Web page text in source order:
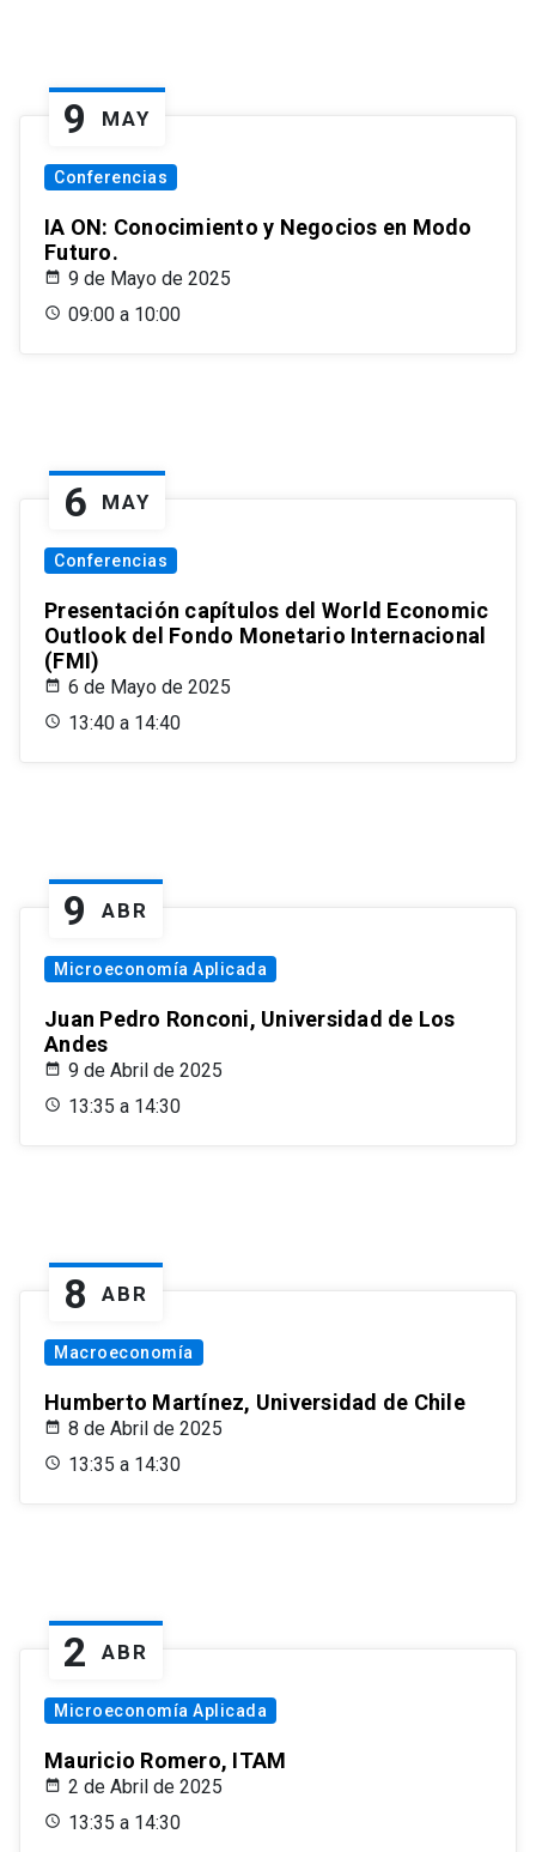
9 MAY
Conferencias
IA ON: Conocimiento y Negocios en Modo
Futuro.
9 de Mayo de 2025
09:00 a 10:00
6 MAY
Conferencias
Presentación capítulos del World Economic
Outlook del Fondo Monetario Internacional
(FMI)
6 de Mayo de 2025
13:40 a 14:40
9 ABR
Microeconomía Aplicada
Juan Pedro Ronconi, Universidad de Los
Andes
9 de Abril de 2025
13:35 a 14:30
8 ABR
Macroeconomía
Humberto Martínez, Universidad de Chile
8 de Abril de 2025
13:35 a 14:30
2 ABR
Microeconomía Aplicada
Mauricio Romero, ITAM
2 de Abril de 2025
13:35 a 14:30